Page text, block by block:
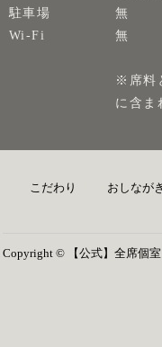
駐車場
無
Wi-Fi
無
※席料
に含ま
こだわり おしながき
Copyright © 【公式】全席個